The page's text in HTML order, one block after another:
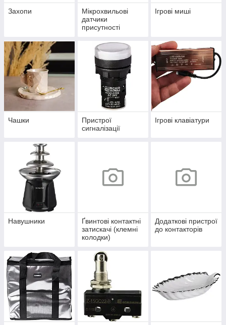
Захопи
Мікрохвильові
датчики
присутності
Ігрові миші
Чашки
Пристрої
сигналізації
Ігрові клавіатури
Навушники
Ґвинтові контактні
затискачі (клемні
колодки)
Додаткові пристрої
до контакторів